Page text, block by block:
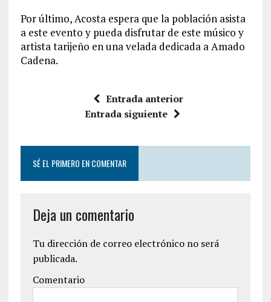
Por último, Acosta espera que la población asista
a este evento y pueda disfrutar de este músico y
artista tarijeño en una velada dedicada a Amado
Cadena.
Entrada anterior
Entrada siguiente
SÉ EL PRIMERO EN COMENTAR
Deja un comentario
Tu dirección de correo electrónico no será
publicada.
Comentario